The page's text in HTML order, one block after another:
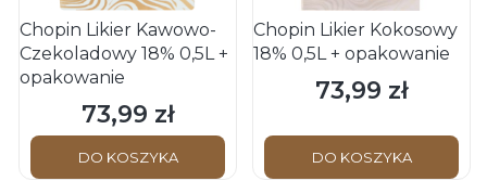
Chopin Likier Kawowo-
Czekoladowy 18% 0,5L +
opakowanie
Cena
73,99 zł
DO KOSZYKA
Chopin Likier Kokosowy
18% 0,5L + opakowanie
Cena
73,99 zł
DO KOSZYKA